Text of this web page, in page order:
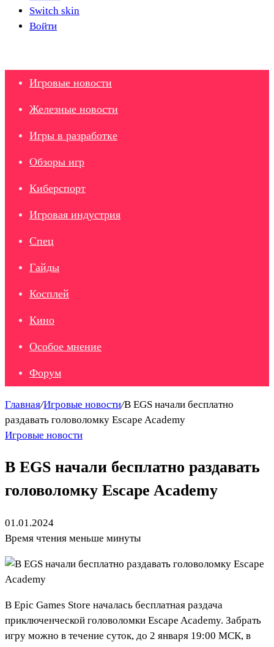
Switch skin
Войти
Игровые новости
Железные новости
Игры в разработке
Обзоры игр
Киберспорт
Игровая индустрия
Спец
Гайды
Косплей
Кино
Особое мнение
Форум
Главная/Игровые новости/В EGS начали бесплатно
раздавать головоломку Escape Academy
Игровые новости
В EGS начали бесплатно раздавать
головоломку Escape Academy
01.01.2024
Время чтения меньше минуты
В Epic Games Store началась бесплатная раздача
приключенческой головоломки Escape Academy. Забрать
игру можно в течение суток, до 2 января 19:00 МСК, в